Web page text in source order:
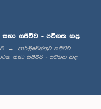
සභා සජීවීව - පටිගත කළ
පාර්ලිමේන්තුව සජීවීව
සභා සජීවීව - පටිගත කළ